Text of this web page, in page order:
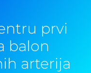
prvi
balon
arterija